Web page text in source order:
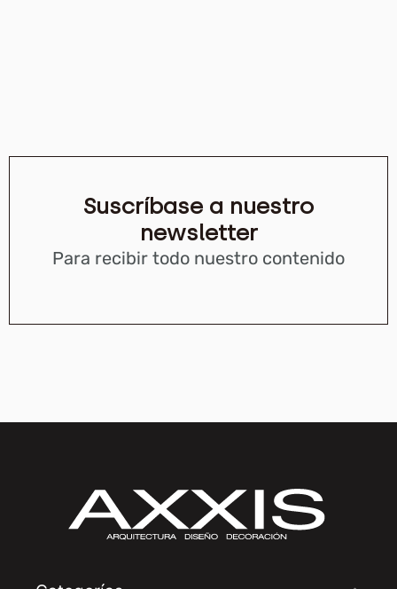
Suscríbase a nuestro
newsletter
Para recibir todo nuestro contenido